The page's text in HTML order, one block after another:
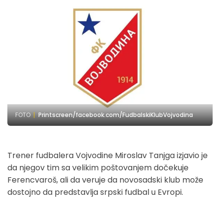
FOTO Printscreen/facebook.com/FudbalskiKlubVojvodina
Trener fudbalera Vojvodine Miroslav Tanjga izjavio je
da njegov tim sa velikim poštovanjem dočekuje
Ferencvaroš, ali da veruje da novosadski klub može
dostojno da predstavlja srpski fudbal u Evropi.